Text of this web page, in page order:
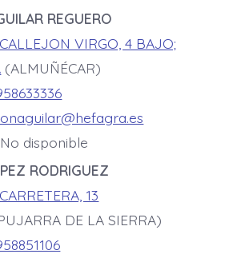
REGUERO
CALLEJON VIRGO, 4 BAJO;
(ALMUÑÉCAR)
disponible
RODRIGUEZ
CARRETERA, 13
DE LA SIERRA)